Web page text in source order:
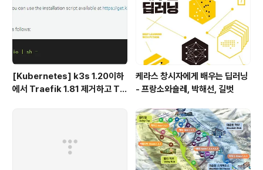
[Kubernetes] k3s 1.20이하
에서 Traefik 1.81 제거하고 Tr
케라스 창시자에게 배우는 딥러닝
- 프랑소와숄레, 박해선, 길벗